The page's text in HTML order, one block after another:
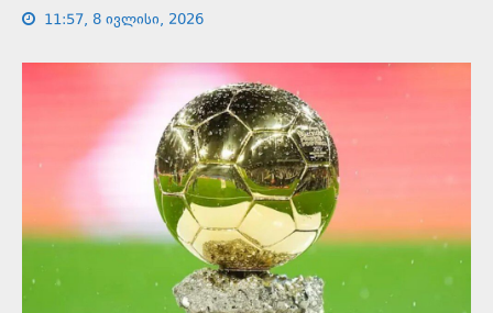
11:57, 8 ივლისი, 2026